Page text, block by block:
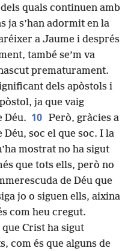
quals continuen amb
ja s’han adormit en la
a Jaume i després
també se’m va
prematurament.
dels apòstols i
ja que vaig
Déu. 10 Però, gràcies a
Déu, soc el que soc. I la
mostrat no ha sigut
que tots ells, però no
de Déu que
jo o siguen ells, aixina
com heu cregut.
Crist ha sigut
com és que alguns de